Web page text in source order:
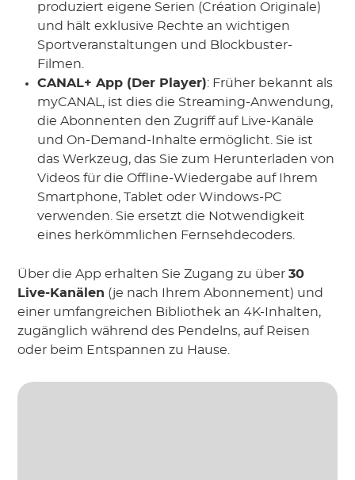
produziert eigene Serien (Création Originale)
und hält exklusive Rechte an wichtigen
Sportveranstaltungen und Blockbuster-
Filmen.
CANAL+ App (Der Player): Früher bekannt als
myCANAL, ist dies die Streaming-Anwendung,
die Abonnenten den Zugriff auf Live-Kanäle
und On-Demand-Inhalte ermöglicht. Sie ist
das Werkzeug, das Sie zum Herunterladen von
Videos für die Offline-Wiedergabe auf Ihrem
Smartphone, Tablet oder Windows-PC
verwenden. Sie ersetzt die Notwendigkeit
eines herkömmlichen Fernsehdecoders.
Über die App erhalten Sie Zugang zu über30
Live-Kanälen (je nach Ihrem Abonnement) und
einer umfangreichen Bibliothek an 4K-Inhalten,
zugänglich während des Pendelns, auf Reisen
oder beim Entspannen zu Hause.